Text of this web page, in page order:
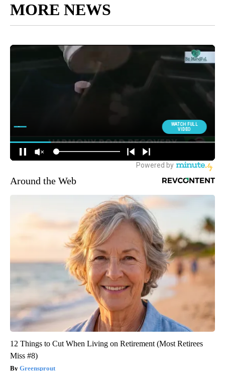
MORE NEWS
Around the Web
12 Things to Cut When Living on Retirement (Most Retirees
Miss #8)
Greensprout